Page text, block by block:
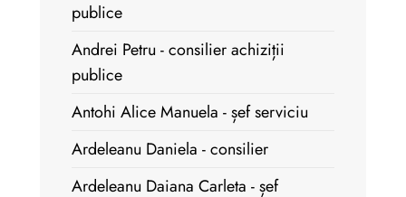
publice
Andrei Petru - consilier achiziții
publice
Antohi Alice Manuela - șef serviciu
Ardeleanu Daniela - consilier
Ardeleanu Daiana Carleta - șef